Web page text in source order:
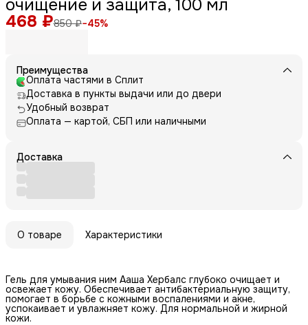
очищение и защита, 100 мл
468 ₽850 ₽−45%
Преимущества
Оплата частями в Сплит
Доставка в пункты выдачи или до двери
Удобный возврат
Оплата — картой, СБП или наличными
Доставка
О товаре Характеристики
Гель для умывания ним Ааша Хербалс глубоко очищает и
освежает кожу. Обеспечивает антибактериальную защиту,
помогает в борьбе с кожными воспалениями и акне,
успокаивает и увлажняет кожу. Для нормальной и жирной
кожи.